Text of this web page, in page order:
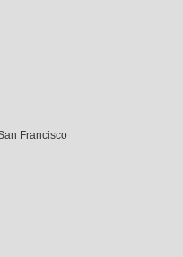
Francisco